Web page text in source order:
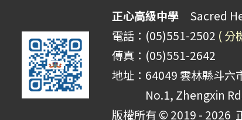
正心高級中學Sacred
電話：(05)551-2502 ( 分
傳真：(05)551-2642
地址：64049 雲林縣斗六
No.1, Zhengxin
版權所有 © 2019 - 2026